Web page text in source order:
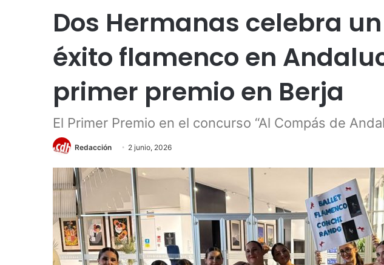
Dos Hermanas celebra
éxito flamenco en
primer premio en Berja
El Primer Premio en el concurso “Al Compás de
Redacción 2 junio, 2026